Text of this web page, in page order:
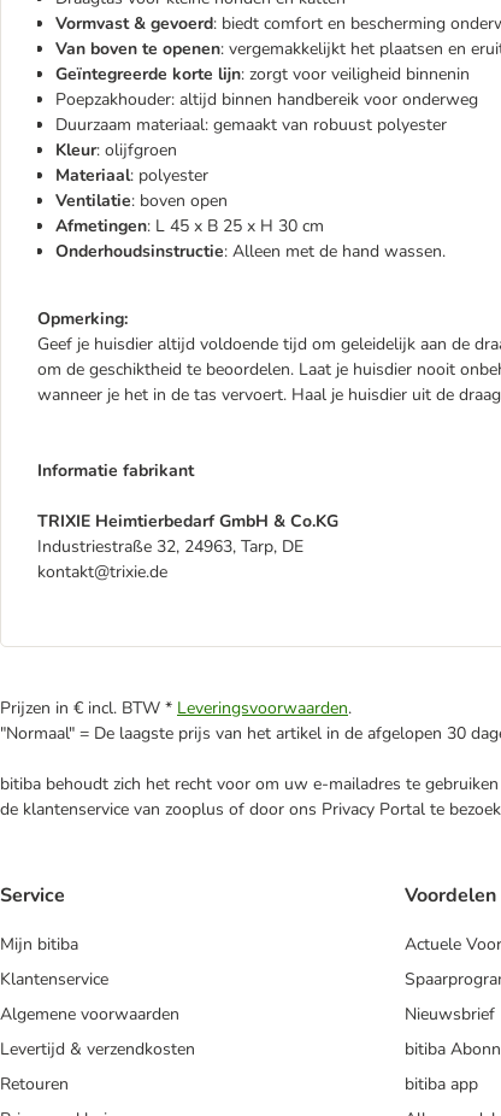
Vormvast & gevoerd: biedt comfort en bescherming
Van boven te openen: vergemakkelijkt het plaatsen en
Geïntegreerde korte lijn: zorgt voor veiligheid binnenin
Poepzakhouder: altijd binnen handbereik voor onderweg
Duurzaam materiaal: gemaakt van robuust polyester
Kleur: olijfgroen
Materiaal: polyester
Ventilatie: boven open
Afmetingen: L 45 x B 25 x H 30 cm
Onderhoudsinstructie: Alleen met de hand wassen.
Opmerking:
Geef je huisdier altijd voldoende tijd om geleidelijk aan de
om de geschiktheid te beoordelen. Laat je huisdier nooit
wanneer je het in de tas vervoert. Haal je huisdier uit de
Informatie fabrikant
TRIXIE Heimtierbedarf GmbH & Co.KG
Industriestraße 32, 24963, Tarp, DE
kontakt@trixie.de
Prijzen in € incl. BTW * Leveringsvoorwaarden.
"Normaal" = De laagste prijs van het artikel in de afgelopen 30
bitiba behoudt zich het recht voor om uw e-mailadres te
de klantenservice van zooplus of door ons Privacy Portal te
Service
Mijn bitiba
Klantenservice
Algemene voorwaarden
Levertijd & verzendkosten
Retouren
Voordelen
Actuele
Nieuwsbrief
bitiba
bitiba app